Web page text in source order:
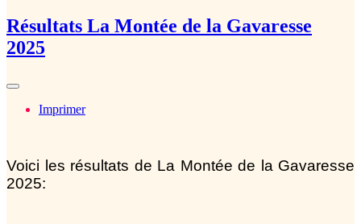
Résultats La Montée de la Gavaresse
2025
Imprimer
Voici les résultats de La Montée de la Gavaresse
2025: